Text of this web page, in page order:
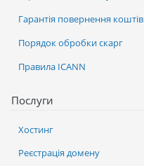
Послуги
Хостинг
Реєстрація домену
Гарантія повернення коштів
Порядок обробки скарг
Правила ICANN